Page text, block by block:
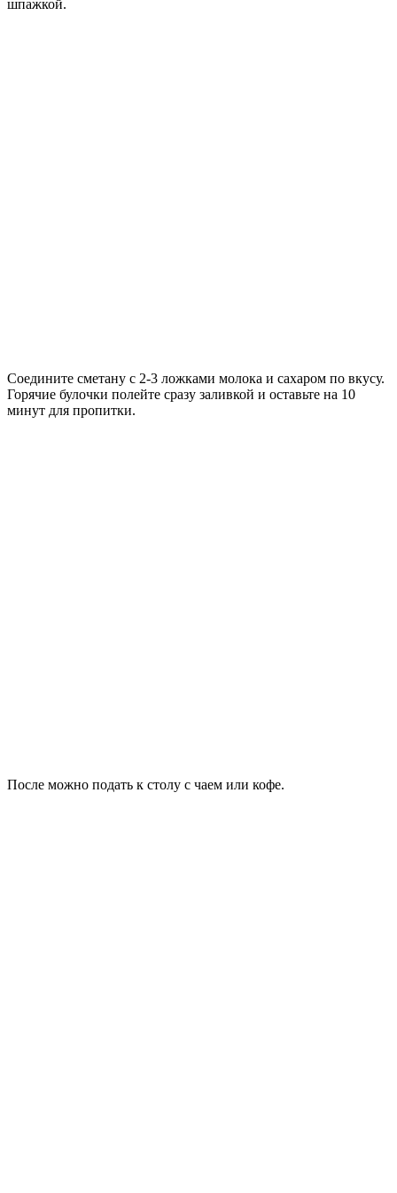
шпажкой.
Соедините сметану с 2-3 ложками молока и сахаром по вкусу.
Горячие булочки полейте сразу заливкой и оставьте на 10
минут для пропитки.
После можно подать к столу с чаем или кофе.